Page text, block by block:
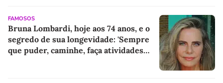
FAMOSOS
Bruna Lombardi, hoje aos 74 anos, e o
segredo de sua longevidade: 'Sempre
que puder, caminhe, faça atividades